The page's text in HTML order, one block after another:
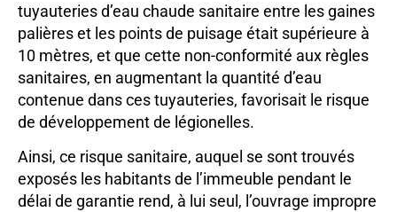
tuyauteries d’eau chaude sanitaire entre les gaines
palières et les points de puisage était supérieure à
10 mètres, et que cette non-conformité aux règles
sanitaires, en augmentant la quantité d’eau
contenue dans ces tuyauteries, favorisait le risque
de développement de légionelles.
Ainsi, ce risque sanitaire, auquel se sont trouvés
exposés les habitants de l’immeuble pendant le
délai de garantie rend, à lui seul, l’ouvrage impropre